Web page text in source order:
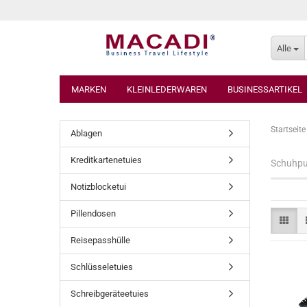
Alle
MARKEN KLEINLEDERWAREN BUSINESSARTIKEL
Startseite
Ablagen
Kreditkartenetuies
Notizblocketui
Pillendosen
Reisepasshülle
Schlüsseletuies
Schreibgeräteetuies